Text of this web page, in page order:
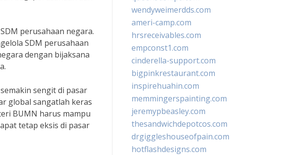
perusahaan negara.
SDM perusahaan
dengan bijaksana
sengit di pasar
global sangatlah keras
BUMN harus mampu
tetap eksis di pasar
wendyweimerdds.com
ameri-camp.com
hrsreceivables.com
empconst1.com
cinderella-support.com
bigpinkrestaurant.com
inspirehuahin.com
memmingerspainting.com
jeremypbeasley.com
thesandwichdepotcos.com
drgiggleshouseofpain.com
hotflashdesigns.com